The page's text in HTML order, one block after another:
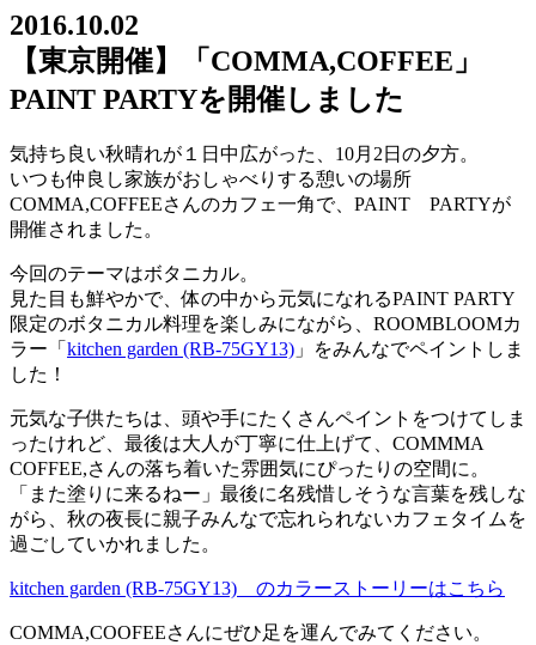
2016.10.02
【東京開催】「COMMA,COFFEE」
PAINT PARTYを開催しました
気持ち良い秋晴れが１日中広がった、10月2日の夕方。
いつも仲良し家族がおしゃべりする憩いの場所
COMMA,COFFEEさんのカフェ一角で、PAINT PARTYが
開催されました。
今回のテーマはボタニカル。
見た目も鮮やかで、体の中から元気になれるPAINT PARTY
限定のボタニカル料理を楽しみにながら、ROOMBLOOMカ
ラー「 kitchen garden (RB‐75GY13) 」をみんなでペイントしま
した！
元気な子供たちは、頭や手にたくさんペイントをつけてしま
ったけれど、最後は大人が丁寧に仕上げて、COMMMA
COFFEE,さんの落ち着いた雰囲気にぴったりの空間に。
「また塗りに来るねー」最後に名残惜しそうな言葉を残しな
がら、秋の夜長に親子みんなで忘れられないカフェタイムを
過ごしていかれました。
kitchen garden (RB‐75GY13) のカラーストーリーはこちら
COMMA,COOFEEさんにぜひ足を運んでみてください。